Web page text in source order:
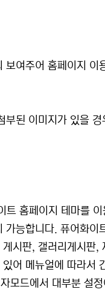
여주어 홈페이지
된 이미지가 있을
홈페이지 테마를
능합니다. 퓨어화
시판, 갤러리게시판
어 메뉴얼에 따라서
모드에서 대부분 설